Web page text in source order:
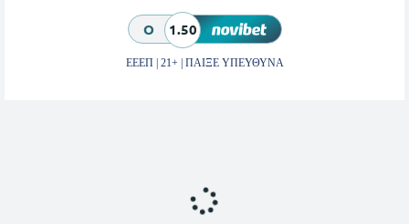
O 1.50
ΕΕΕΠ | 21+ | ΠΑΙΞΕ ΥΠΕΥΘΥΝΑ